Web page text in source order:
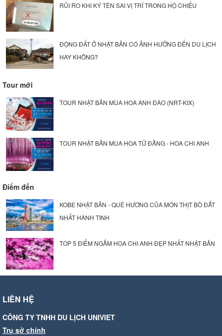
RỦI RO KHI KÝ TÊN SAI VỊ TRÍ TRONG HỘ CHIẾU
ĐỘNG ĐẤT Ở NHẬT BẢN CÓ ẢNH HƯỞNG ĐẾN DU LỊCH
HAY KHÔNG?
Tour mới
TOUR NHẬT BẢN MÙA HOA ANH ĐÀO (NRT-KIX)
TOUR NHẬT BẢN MÙA HOA TỬ ĐẰNG - HOA CHI ANH
Điểm đến
KOBE NHẬT BẢN - QUÊ HƯƠNG CỦA MÓN THỊT BÒ ĐẮT
NHẤT HÀNH TINH
TOP 5 ĐIỂM NGẮM HOA CHI ANH ĐẸP NHẤT NHẬT BẢN
LIÊN HỆ
CÔNG TY TNHH DU LỊCH UNIVIET
Trụ sở chính